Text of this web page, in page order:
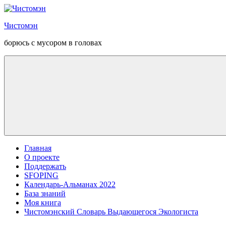
Перейти
содержанию
Чистомэн
борюсь с мусором в головах
Главная
О проекте
Поддержать
SFOPING
Календарь-Альманах 2022
База знаний
Моя книга
Чистомэнский Словарь Выдающегося Экологиста